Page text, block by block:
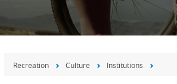
Recreation Culture Institutions